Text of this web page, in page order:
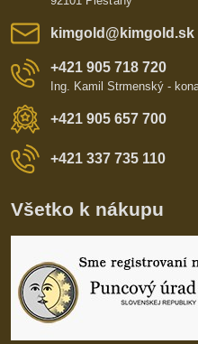
kimgold​@kimgold​.sk
+421 905 718 720
Ing. Kamil Strmenský -
+421 905 657 700
+421 337 735 110
Všetko k nákupu